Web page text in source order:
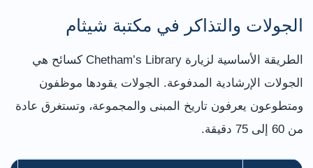
الجولات والتذاكر في مكتبة شيثام
الطريقة الأساسية لزيارة Chetham’s Library كسائح هي
الجولات الإرشادية المدفوعة. الجولات يقودها موظفون
ومتطوعون يعرفون تاريخ المبنى والمجموعة، وتستغرق عادة
من 60 إلى 75 دقيقة.